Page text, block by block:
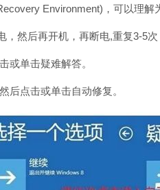
Environment)，可以理解
然后再开机，再断电,重复3-5次
单击疑难解答。
点击或单击自动修复。